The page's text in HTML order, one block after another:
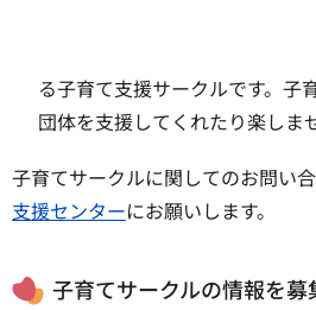
講師とし
る子育て支援サークルです。子
団体を支援してくれたり楽しま
子育てサークルに関してのお問い合
支援センターにお願いします。
子育てサークルの情報を募